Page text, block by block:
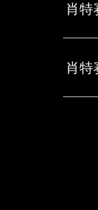
肖
肖特